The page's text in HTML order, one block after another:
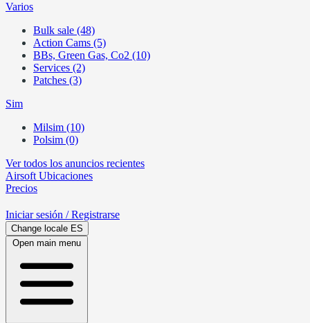
Varios
Bulk sale (48)
Action Cams (5)
BBs, Green Gas, Co2 (10)
Services (2)
Patches (3)
Sim
Milsim (10)
Polsim (0)
Ver todos los anuncios recientes
Airsoft Ubicaciones
Precios
Iniciar sesión / Registrarse
Change locale ES
Open main menu